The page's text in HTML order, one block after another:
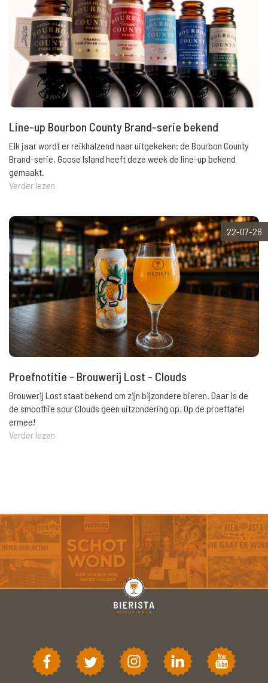
Line-up Bourbon County Brand-serie bekend
Elk jaar wordt er reikhalzend naar uitgekeken: de Bourbon County
Brand-serie. Goose Island heeft deze week de line-up bekend
gemaakt.
Verder lezen
22-07-26
Proefnotitie - Brouwerij Lost - Clouds
Brouwerij Lost staat bekend om zijn bijzondere bieren. Daar is de
de smoothie sour Clouds geen uitzondering op. Op de proeftafel
ermee!
Verder lezen